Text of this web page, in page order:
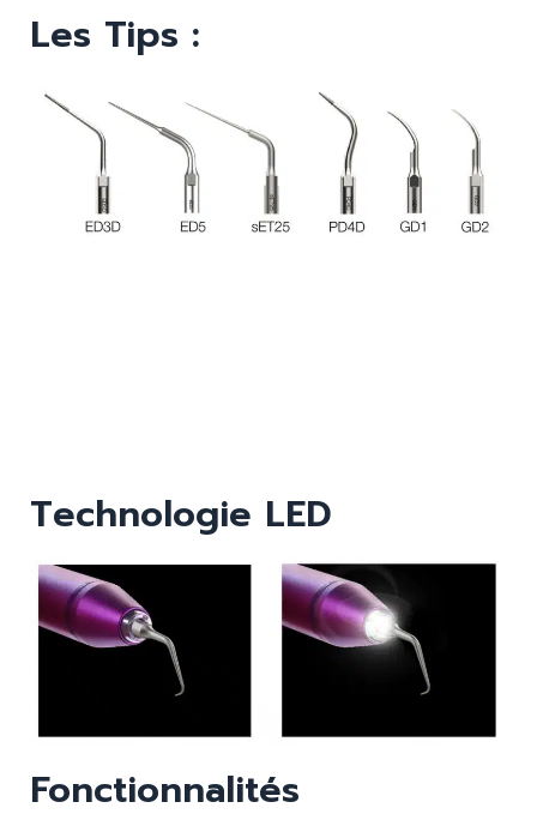
Les Tips :
Technologie LED
Fonctionnalités